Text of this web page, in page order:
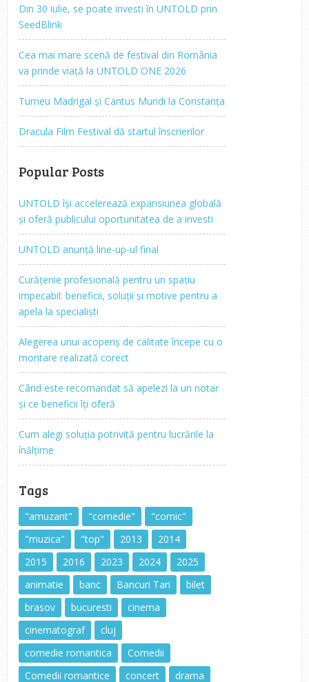
Din 30 iulie, se poate investi în UNTOLD prin
SeedBlink
Cea mai mare scenă de festival din România
va prinde viață la UNTOLD ONE 2026
Turneu Madrigal și Cantus Mundi la Constanța
Dracula Film Festival dă startul înscrierilor
Popular Posts
UNTOLD își accelerează expansiunea globală
și oferă publicului oportunitatea de a investi
UNTOLD anunță line-up-ul final
Curățenie profesională pentru un spațiu
impecabil: beneficii, soluții și motive pentru a
apela la specialiști
Alegerea unui acoperiș de calitate începe cu o
montare realizată corect
Când este recomandat să apelezi la un notar
și ce beneficii îți oferă
Cum alegi soluția potrivită pentru lucrările la
înălțime
Tags
"amuzant" "comedie"
"comic"
"muzica"
"top" 2013
2014
2015
2016 2023 2024
2025
animatie
banc Bancuri Tari
bilet
brasov
bucuresti
cinema
cinematograf
cluj
comedie romantica
Comedii
Comedii romantice
concert drama